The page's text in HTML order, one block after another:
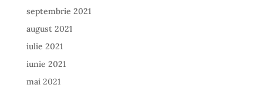
septembrie 2021
august 2021
iulie 2021
iunie 2021
mai 2021